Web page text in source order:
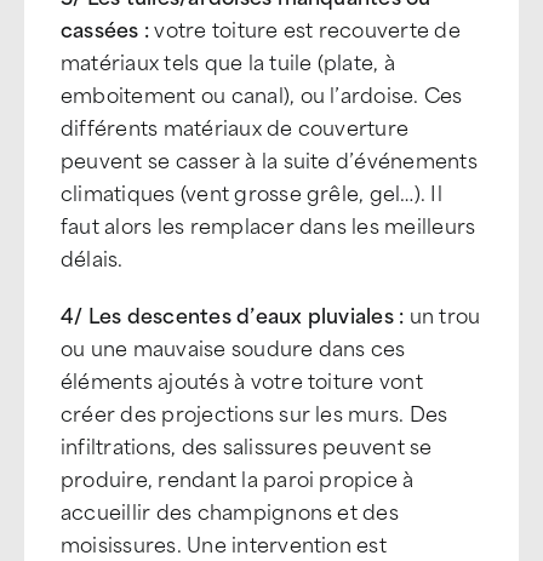
cassées :votre toiture est recouverte de
matériaux tels que la tuile (plate, à
emboitement ou canal), ou l’ardoise. Ces
différents matériaux de couverture
peuvent se casser à la suite d’événements
climatiques (vent grosse grêle, gel…). Il
faut alors les remplacer dans les meilleurs
délais.
4/ Les descentes d’eaux pluviales : un trou
ou une mauvaise soudure dans ces
éléments ajoutés à votre toiture vont
créer des projections sur les murs. Des
infiltrations, des salissures peuvent se
produire, rendant la paroi propice à
accueillir des champignons et des
moisissures. Une intervention est